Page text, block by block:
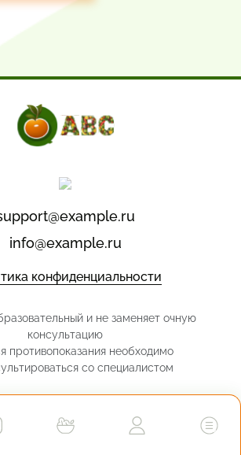
info@example.ru
конфиденциальности
и не заменяет очную
консультацию
противопоказания необходимо
со специалистом